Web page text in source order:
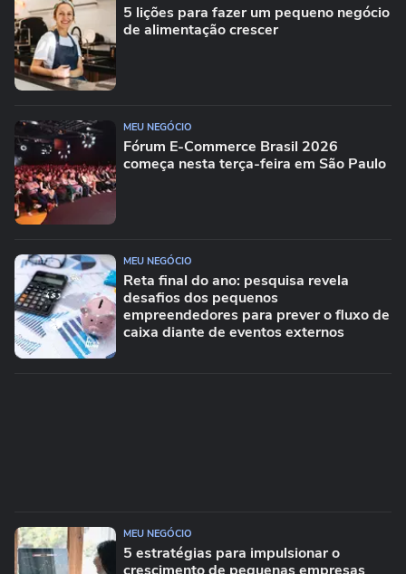
5 lições para fazer um pequeno negócio
de alimentação crescer
MEU NEGÓCIO
Fórum E-Commerce Brasil 2026
começa nesta terça-feira em São Paulo
MEU NEGÓCIO
Reta final do ano: pesquisa revela
desafios dos pequenos
empreendedores para prever o fluxo de
caixa diante de eventos externos
MEU NEGÓCIO
5 estratégias para impulsionar o